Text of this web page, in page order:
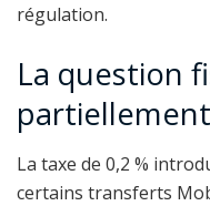
régulation.
La question
La taxe de 0,2 %
certains transferts